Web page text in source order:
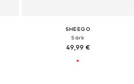
SHEEGO
Särk
49,99 €